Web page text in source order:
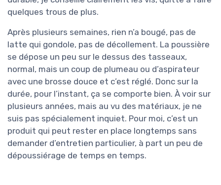
quelques trous de plus.
Après plusieurs semaines, rien n’a bougé, pas de
latte qui gondole, pas de décollement. La poussière
se dépose un peu sur le dessus des tasseaux,
normal, mais un coup de plumeau ou d’aspirateur
avec une brosse douce et c’est réglé. Donc sur la
durée, pour l’instant, ça se comporte bien. À voir sur
plusieurs années, mais au vu des matériaux, je ne
suis pas spécialement inquiet. Pour moi, c’est un
produit qui peut rester en place longtemps sans
demander d’entretien particulier, à part un peu de
dépoussiérage de temps en temps.